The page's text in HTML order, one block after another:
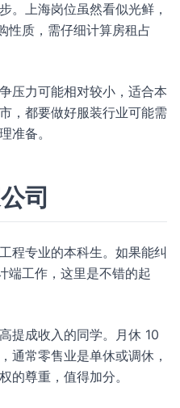
。上海岗位虽然看似光鲜，
性质，需仔细计算房租占
压力可能相对较小，适合本
，都要做好服装行业可能需
准备。
司
程专业的本科生。如果能纠
端工作，这里是不错的起
提成收入的同学。月休 10
通常零售业是单休或调休，
的尊重，值得加分。